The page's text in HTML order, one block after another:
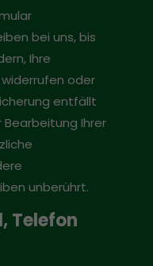
bei uns, bis
Ihre
widerrufen oder
entfällt
Bearbeitung Ihrer
unberührt.
Telefon